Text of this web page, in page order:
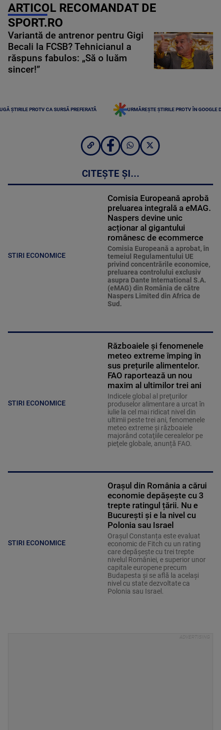
ARTICOL RECOMANDAT DE
SPORT.RO
Variantă de antrenor pentru Gigi
Becali la FCSB? Tehnicianul a
răspuns fabulos: „Să o luăm
sincer!”
ȘTIRILE PROTV CA SURSĂ PREFERATĂ URMĂREȘTE ȘTIRILE PROTV ÎN GOOGLE
CITEȘTE ȘI...
STIRI ECONOMICE
Comisia Europeană aprobă
preluarea integrală a eMAG.
Naspers devine unic
acționar al gigantului
românesc de ecommerce
Comisia Europeană a aprobat, în
temeiul Regulamentului UE
privind concentrările economice,
preluarea controlului exclusiv
asupra Dante International S.A.
(eMAG) din România de către
Naspers Limited din Africa de
Sud.
STIRI ECONOMICE
Războaiele și fenomenele
meteo extreme împing în
sus prețurile alimentelor.
FAO raportează un nou
maxim al ultimilor trei ani
Indicele global al preţurilor
produselor alimentare a urcat în
iulie la cel mai ridicat nivel din
ultimii peste trei ani, fenomenele
meteo extreme şi războaiele
majorând cotaţiile cerealelor pe
pieţele globale, anunță FAO.
STIRI ECONOMICE
Orașul din România a cărui
economie depășește cu 3
trepte ratingul țării. Nu e
București și e la nivel cu
Polonia sau Israel
Orașul Constanța este evaluat
economic de Fitch cu un rating
care depășește cu trei trepte
nivelul României, e superior unor
capitale europene precum
Budapesta și se află la același
nivel cu state dezvoltate ca
Polonia sau Israel.